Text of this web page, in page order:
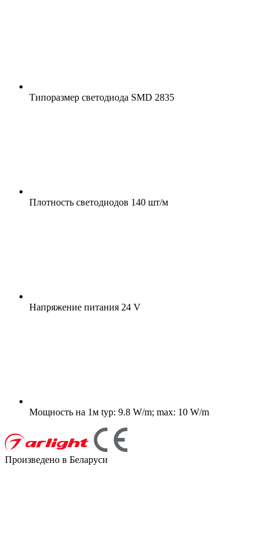
Типоразмер светодиода SMD 2835
Плотность светодиодов 140 шт/м
Напряжение питания 24 V
Мощность на 1м typ: 9.8 W/m; max: 10 W/m
Произведено в Беларуси